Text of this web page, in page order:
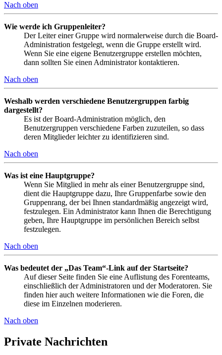
Nach oben
Wie werde ich Gruppenleiter?
Der Leiter einer Gruppe wird normalerweise durch die Board-
Administration festgelegt, wenn die Gruppe erstellt wird.
Wenn Sie eine eigene Benutzergruppe erstellen möchten,
dann sollten Sie einen Administrator kontaktieren.
Nach oben
Weshalb werden verschiedene Benutzergruppen farbig
dargestellt?
Es ist der Board-Administration möglich, den
Benutzergruppen verschiedene Farben zuzuteilen, so dass
deren Mitglieder leichter zu identifizieren sind.
Nach oben
Was ist eine Hauptgruppe?
Wenn Sie Mitglied in mehr als einer Benutzergruppe sind,
dient die Hauptgruppe dazu, Ihre Gruppenfarbe sowie den
Gruppenrang, der bei Ihnen standardmäßig angezeigt wird,
festzulegen. Ein Administrator kann Ihnen die Berechtigung
geben, Ihre Hauptgruppe im persönlichen Bereich selbst
festzulegen.
Nach oben
Was bedeutet der „Das Team“-Link auf der Startseite?
Auf dieser Seite finden Sie eine Auflistung des Forenteams,
einschließlich der Administratoren und der Moderatoren. Sie
finden hier auch weitere Informationen wie die Foren, die
diese im Einzelnen moderieren.
Nach oben
Private Nachrichten